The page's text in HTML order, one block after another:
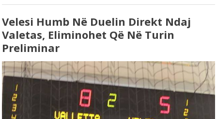
Velesi Humb Në Duelin Direkt Ndaj
Valetas, Eliminohet Që Në Turin
Preliminar